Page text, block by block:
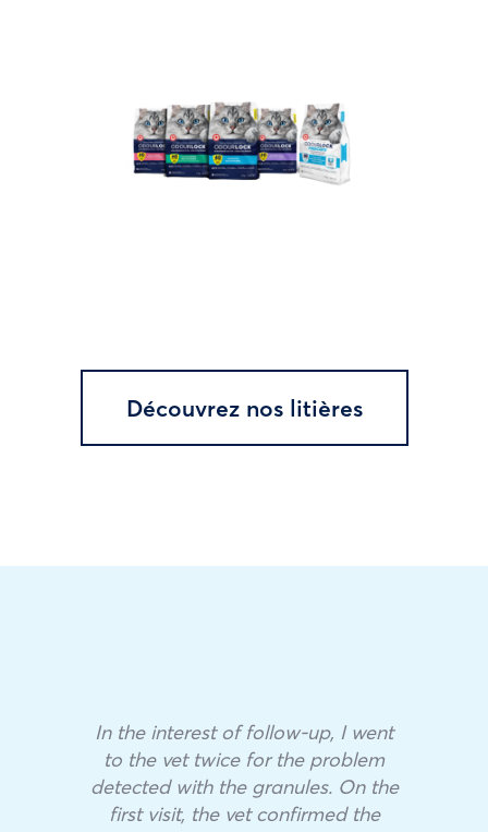
Découvrez nos litières
In the interest of follow-up, I went
to the vet twice for the problem
detected with the granules. On the
first visit, the vet confirmed the